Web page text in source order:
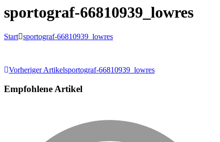
sportograf-66810939_lowres
Start sportograf-66810939_lowres
Beitragsnavigation
Vorheriger Artikelsportograf-66810939_lowres
Empfohlene Artikel